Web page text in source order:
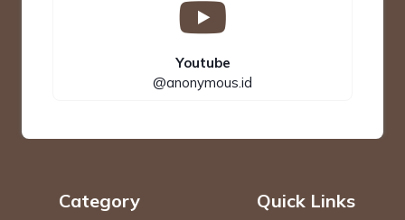
Youtube
@anonymous.id
Category Quick Links